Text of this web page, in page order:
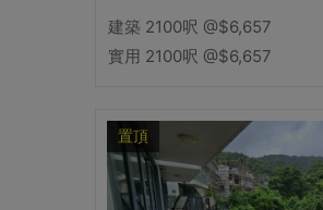
建築 2100呎 @$6,657
實用 2100呎 @$6,657
置頂